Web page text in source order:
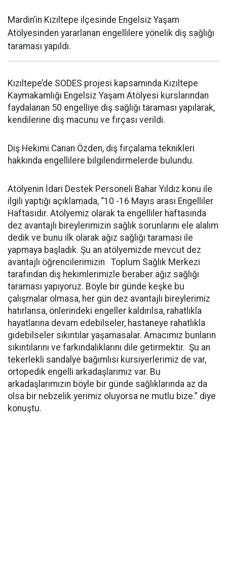
Mardin’in Kızıltepe ilçesinde Engelsiz Yaşam
Atölyesinden yararlanan engellilere yönelik diş sağlığı
taraması yapıldı.
Kızıltepe’de SODES projesi kapsamında Kızıltepe
Kaymakamlığı Engelsiz Yaşam Atölyesi kurslarından
faydalanan 50 engelliye diş sağlığı taraması yapılarak,
kendilerine diş macunu ve fırçası verildi.
Diş Hekimi Canan Özden, diş fırçalama teknikleri
hakkında engellilere bilgilendirmelerde bulundu.
Atölyenin İdari Destek Personeli Bahar Yıldız konu ile
ilgili yaptığı açıklamada, “10 -16 Mayıs arası Engelliler
Haftasıdır. Atölyemiz olarak ta engelliler haftasında
dez avantajlı bireylerimizin sağlık sorunlarını ele alalım
dedik ve bunu ilk olarak ağız sağlığı taraması ile
yapmaya başladık. Şu an atölyemizde mevcut dez
avantajlı öğrencilerimizin Toplum Sağlık Merkezi
tarafından diş hekimlerimizle beraber ağız sağlığı
taraması yapıyoruz. Böyle bir günde keşke bu
çalışmalar olmasa, her gün dez avantajlı bireylerimiz
hatırlansa, önlerindeki engeller kaldırılsa, rahatlıkla
hayatlarına devam edebilseler, hastaneye rahatlıkla
gidebilseler sıkıntılar yaşamasalar. Amacımız bunların
sıkıntılarını ve farkındalıklarını dile getirmektir. Şu an
tekerlekli sandalye bağımlısı kursiyerlerimiz de var,
ortopedik engelli arkadaşlarımız var. Bu
arkadaşlarımızın böyle bir günde sağlıklarında az da
olsa bir nebzelik yerimiz oluyorsa ne mutlu bize.” diye
konuştu.